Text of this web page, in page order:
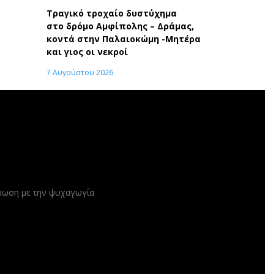
Τραγικό τροχαίο δυστύχημα
στο δρόμο Αμφίπολης – Δράμας,
κοντά στην Παλαιοκώμη -Μητέρα
και γιος οι νεκροί
7 Αυγούστου 2026
με την ψυχαγωγία